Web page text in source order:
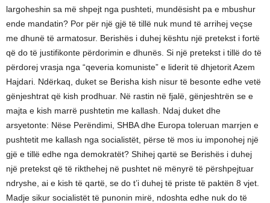
largoheshin sa më shpejt nga pushteti, mundësisht pa e mbushur
ende mandatin? Por për një gjë të tillë nuk mund të arrihej veçse
me dhunë të armatosur. Berishës i duhej kështu një pretekst i fortë
që do të justifikonte përdorimin e dhunës. Si një pretekst i tillë do të
përdorej vrasja nga “qeveria komuniste” e liderit të dhjetorit Azem
Hajdari. Ndërkaq, duket se Berisha kish nisur të besonte edhe vetë
gënjeshtrat që kish prodhuar. Në rastin në fjalë, gënjeshtrën se e
majta e kish marrë pushtetin me kallash. Ndaj duket dhe
arsyetonte: Nëse Perëndimi, SHBA dhe Europa toleruan marrjen e
pushtetit me kallash nga socialistët, përse të mos iu imponohej një
gjë e tillë edhe nga demokratët? Shihej qartë se Berishës i duhej
një pretekst që të rikthehej në pushtet në mënyrë të përshpejtuar
ndryshe, ai e kish të qartë, se do t’i duhej të priste të paktën 8 vjet.
Madje sikur socialistët të punonin mirë, ndoshta edhe nuk do të